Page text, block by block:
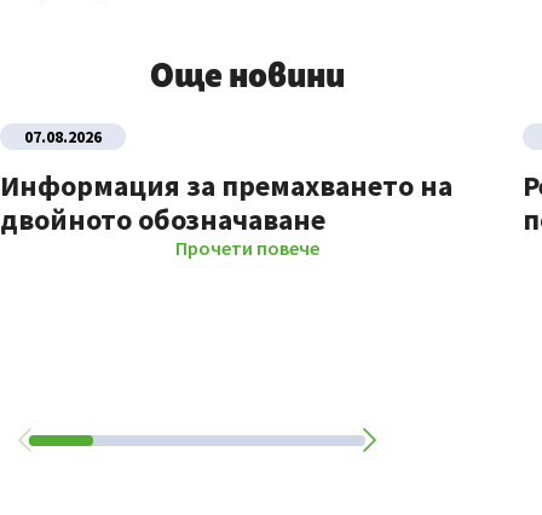
Още новини
07.08.2026
Информация за премахването на
двойното обозначаване
Прочети повече